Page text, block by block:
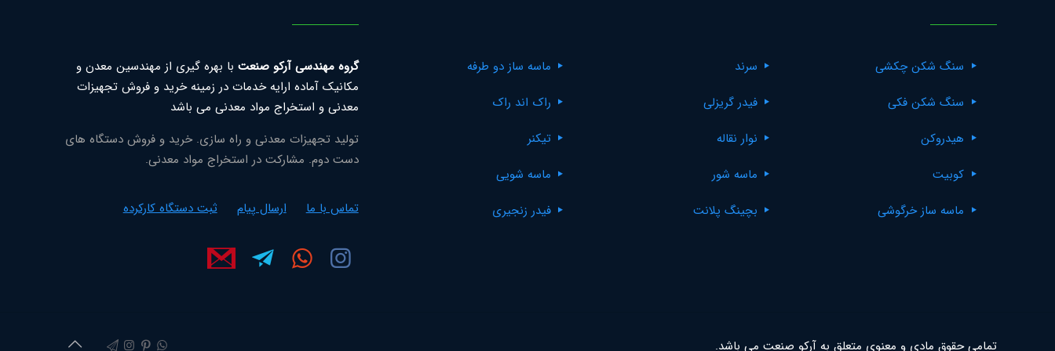
سنگ شکن چکشی
سنگ شکن فکی
هیدروکن
کوبیت
ماسه ساز خرگوشی
سرند
فیدر گریزلی
نوار نقاله
ماسه شور
بچینگ پلانت
ماسه ساز دو طرفه
راک اند راک
تیکنر
ماسه شویی
فیدر زنجیری
گروه مهندسی آرکو صنعت با بهره گیری از مهندسین معدن و
مکانیک آماده ارایه خدمات در زمینه خرید و فروش تجهیزات
معدنی و استخراج مواد معدنی می باشد
تولید تجهیزات معدنی و راه سازی. خرید و فروش دستگاه های
دست دوم. مشارکت در استخراج مواد معدنی.
تماس با ما ارسال پیام ثبت دستگاه کارکرده
تمامی حقوق مادی و معنوی متعلق به آرکو صنعت می باشد.